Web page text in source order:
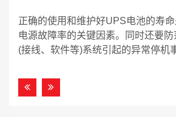
正确的使用和维护好UPS电池的寿
电源故障率的关键因素。同时还要
(接线、软件等)系统引起的异常停机